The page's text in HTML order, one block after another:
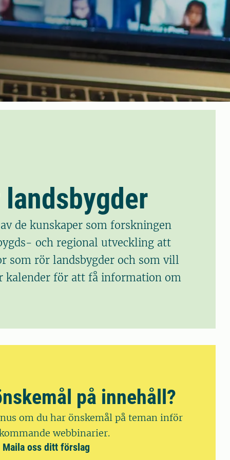
de kunskaper som forskningen
och regional utveckling att
som rör landsbygder och som vill
kalender för att få information om
på innehåll?
om du har önskemål på teman inför
webbinarier.
Maila oss ditt förslag